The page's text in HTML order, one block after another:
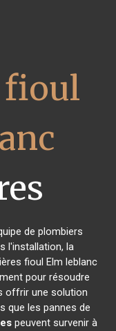
fioul
de plombiers
l'installation, la
fioul Elm leblanc
pour résoudre
offrir une solution
que les pannes de
peuvent survenir à